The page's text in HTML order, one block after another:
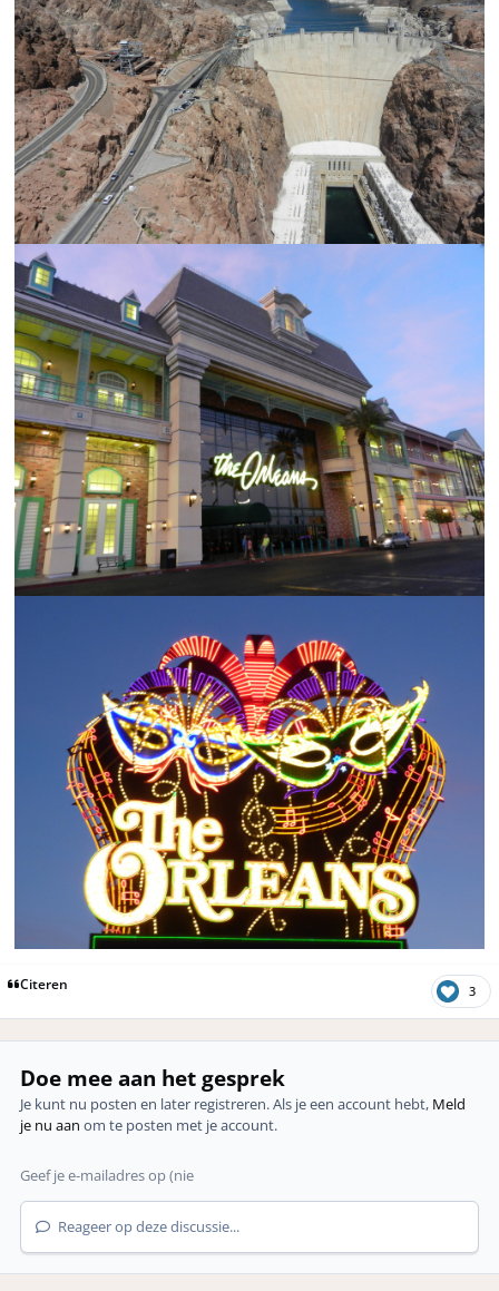
Citeren 3
Doe mee aan het gesprek
Je kunt nu posten en later registreren. Als je een account hebt, Meld
je nu aan om te posten met je account.
Reageer op deze discussie...